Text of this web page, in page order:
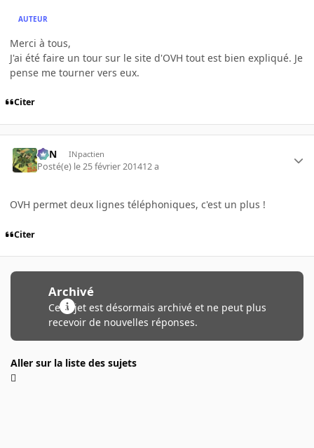
AUTEUR
Merci à tous,
J'ai été faire un tour sur le site d'OVH tout est bien expliqué. Je
pense me tourner vers eux.
Citer
RFN INpactien
Posté(e) le 25 février 201412 a
OVH permet deux lignes téléphoniques, c'est un plus !
Citer
Archivé
Ce sujet est désormais archivé et ne peut plus
recevoir de nouvelles réponses.
Aller sur la liste des sujets